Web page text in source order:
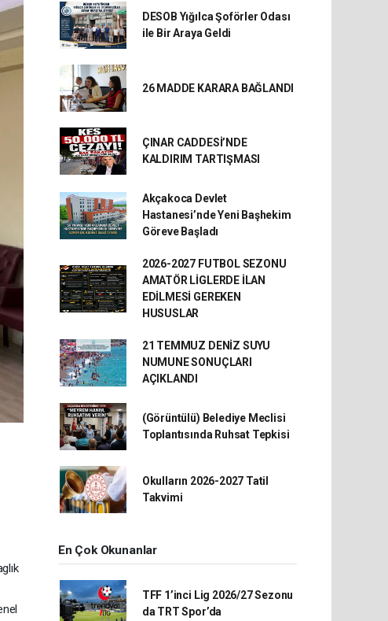
DESOB Yığılca Şoförler Odası
ile Bir Araya Geldi
26 MADDE KARARA BAĞLANDI
ÇINAR CADDESİ’NDE
KALDIRIM TARTIŞMASI
Akçakoca Devlet
Hastanesi’nde Yeni Başhekim
Göreve Başladı
2026-2027 FUTBOL SEZONU
AMATÖR LİGLERDE İLAN
EDİLMESİ GEREKEN
HUSUSLAR
21 TEMMUZ DENİZ SUYU
NUMUNE SONUÇLARI
AÇIKLANDI
(Görüntülü) Belediye Meclisi
Toplantısında Ruhsat Tepkisi
Okulların 2026-2027 Tatil
Takvimi
En Çok Okunanlar
TFF 1’inci Lig 2026/27 Sezonu
da TRT Spor’da